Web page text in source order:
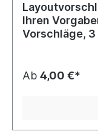
Ihren
Vorschläge,
Ab 4,00 €*